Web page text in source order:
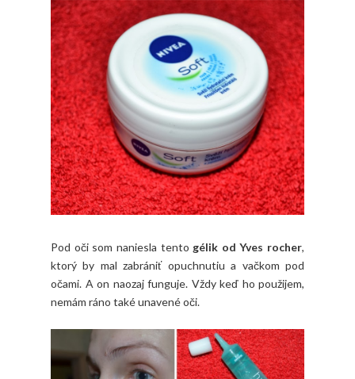
Pod oči som naniesla tento gélik od Yves rocher,
ktorý by mal zabrániť opuchnutiu a vačkom pod
očami. A on naozaj funguje. Vždy keď ho použijem,
nemám ráno také unavené oči.